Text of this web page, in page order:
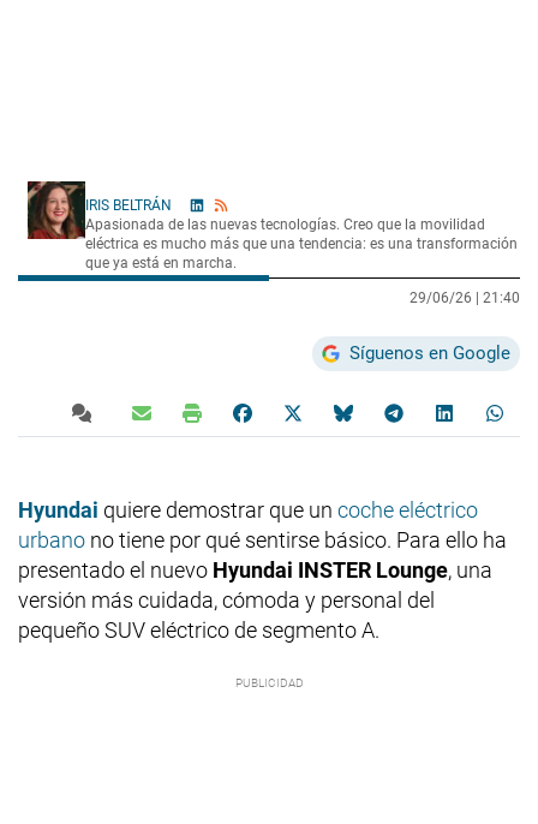
IRIS BELTRÁN
Apasionada de las nuevas tecnologías. Creo que la movilidad
eléctrica es mucho más que una tendencia: es una transformación
que ya está en marcha.
29/06/26 | 21:40
Síguenos en Google
Hyundai quiere demostrar que un coche eléctrico
urbano no tiene por qué sentirse básico. Para ello ha
presentado el nuevo Hyundai INSTER Lounge, una
versión más cuidada, cómoda y personal del
pequeño SUV eléctrico de segmento A.